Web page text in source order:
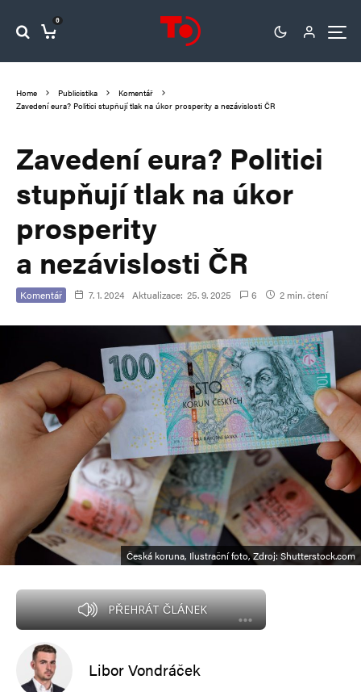
0
Home Publicistika
Komentář
Zavedení eura? Politici stupňují tlak na úkor prosperity a nezávislosti ČR
Zavedení eura? Politici
stupňují tlak na úkor
prosperity
a nezávislosti ČR
Komentář 7. 1. 2024 Aktualizace: 25. 9. 2025 6 2 min. čtení
Česká koruna, Ilustrační foto, Zdroj: Shutterstock.com
PŘEHRÁT ČLÁNEK
Libor Vondráček